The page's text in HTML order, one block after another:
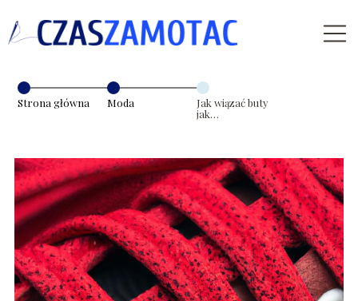
Strona główna Moda
Jak wiązać buty
jak
techniki